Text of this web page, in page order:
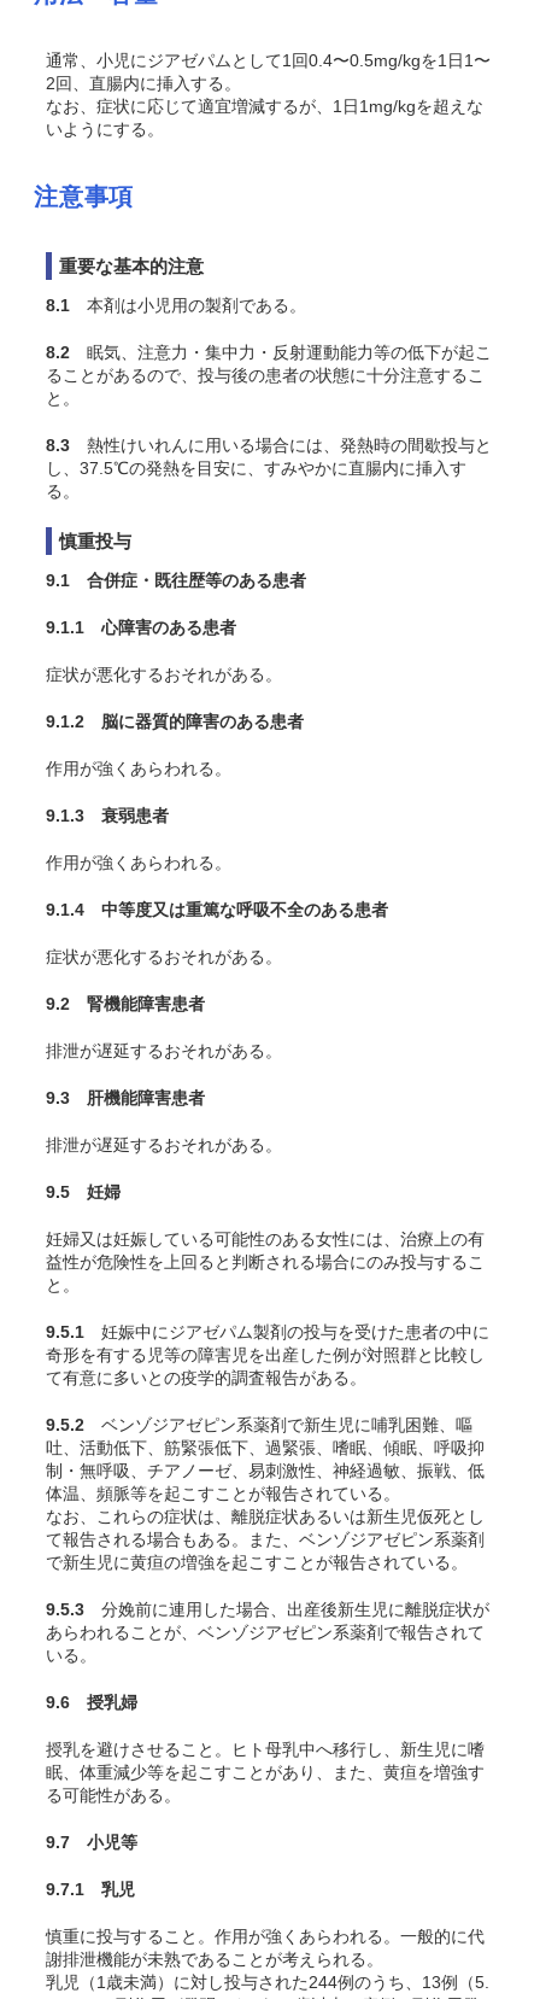
通常、小児にジアゼパムとして1回0.4〜0.5mg/kgを1日1〜
2回、直腸内に挿入する。
なお、症状に応じて適宜増減するが、1日1mg/kgを超えな
いようにする。
注意事項
重要な基本的注意
8.1 本剤は小児用の製剤である。
8.2 眠気、注意力・集中力・反射運動能力等の低下が起こ
ることがあるので、投与後の患者の状態に十分注意するこ
と。
8.3 熱性けいれんに用いる場合には、発熱時の間歇投与と
し、37.5℃の発熱を目安に、すみやかに直腸内に挿入す
る。
慎重投与
9.1 合併症・既往歴等のある患者
9.1.1 心障害のある患者
症状が悪化するおそれがある。
9.1.2 脳に器質的障害のある患者
作用が強くあらわれる。
9.1.3 衰弱患者
作用が強くあらわれる。
9.1.4 中等度又は重篤な呼吸不全のある患者
症状が悪化するおそれがある。
9.2 腎機能障害患者
排泄が遅延するおそれがある。
9.3 肝機能障害患者
排泄が遅延するおそれがある。
9.5 妊婦
妊婦又は妊娠している可能性のある女性には、治療上の有
益性が危険性を上回ると判断される場合にのみ投与するこ
と。
9.5.1 妊娠中にジアゼパム製剤の投与を受けた患者の中に
奇形を有する児等の障害児を出産した例が対照群と比較し
て有意に多いとの疫学的調査報告がある。
9.5.2 ベンゾジアゼピン系薬剤で新生児に哺乳困難、嘔
吐、活動低下、筋緊張低下、過緊張、嗜眠、傾眠、呼吸抑
制・無呼吸、チアノーゼ、易刺激性、神経過敏、振戦、低
体温、頻脈等を起こすことが報告されている。
なお、これらの症状は、離脱症状あるいは新生児仮死とし
て報告される場合もある。また、ベンゾジアゼピン系薬剤
で新生児に黄疸の増強を起こすことが報告されている。
9.5.3 分娩前に連用した場合、出産後新生児に離脱症状が
あらわれることが、ベンゾジアゼピン系薬剤で報告されて
いる。
9.6 授乳婦
授乳を避けさせること。ヒト母乳中へ移行し、新生児に嗜
眠、体重減少等を起こすことがあり、また、黄疸を増強す
る可能性がある。
9.7 小児等
9.7.1 乳児
慎重に投与すること。作用が強くあらわれる。一般的に代
謝排泄機能が未熟であることが考えられる。
乳児（1歳未満）に対し投与された244例のうち、13例（5.